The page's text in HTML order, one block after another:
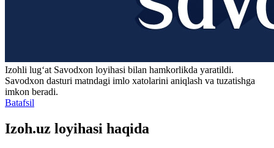
Izohli lugʻat Savodxon loyihasi bilan hamkorlikda yaratildi.
Savodxon dasturi matndagi imlo xatolarini aniqlash va tuzatishga
imkon beradi.
Batafsil
Izoh.uz loyihasi haqida